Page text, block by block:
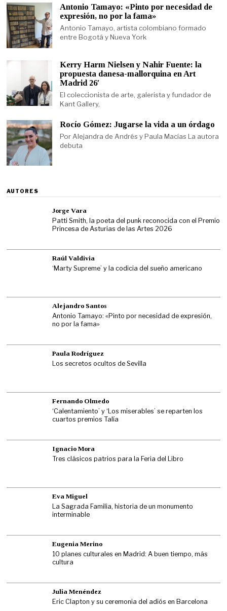
Antonio Tamayo: «Pinto por necesidad de
expresión, no por la fama»
Antonio Tamayo, artista colombiano formado
entre Bogotá y Nueva York
Kerry Harm Nielsen y Nahir Fuente: la
propuesta danesa-mallorquina en Art
Madrid 26′
El coleccionista de arte, galerista y fundador de
Kant Gallery,
Rocío Gómez: Jugarse la vida a un órdago
Por Alejandra de Andrés y Paula Macías La autora
debuta
AUTORES
Jorge Vara
Patti Smith, la poeta del punk reconocida con el Premio
Princesa de Asturias de las Artes 2026
Raúl Valdivia
‘Marty Supreme’ y la codicia del sueño americano
Alejandro Santos
Antonio Tamayo: «Pinto por necesidad de expresión,
no por la fama»
Paula Rodríguez
Los secretos ocultos de Sevilla
Fernando Olmedo
‘Calentamiento’ y ‘Los miserables’ se reparten los
cuartos premios Talía
Ignacio Mora
Tres clásicos patrios para la Feria del Libro
Eva Miguel
La Sagrada Familia, historia de un monumento
interminable
Eugenia Merino
10 planes culturales en Madrid: A buen tiempo, más
cultura
Julia Menéndez
Eric Clapton y su ceremonia del adiós en Barcelona